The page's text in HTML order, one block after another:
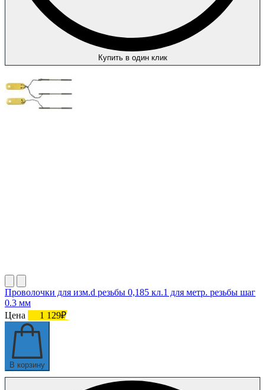
Купить в один клик
Проволочки для изм.d резьбы 0,185 кл.1 для метр. резьбы шаг
0.3 мм
Цена
1 129₽
В корзину